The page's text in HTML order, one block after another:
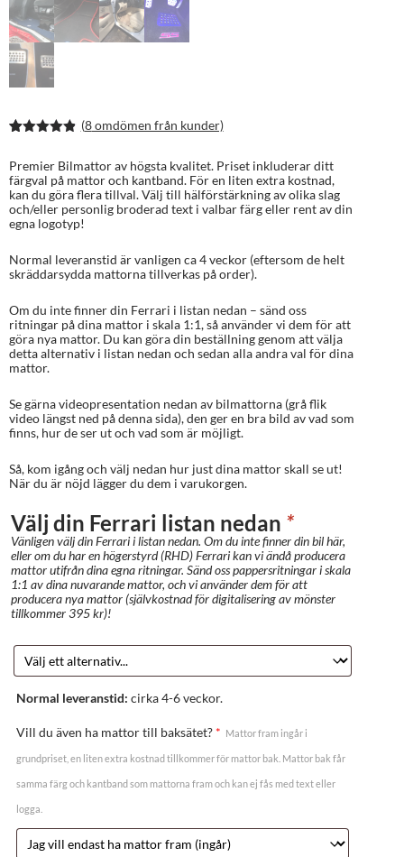
baserat på
kundrecens
ioner
(8omdömen från kunder)
Premier Bilmattor av högsta kvalitet. Priset inkluderar ditt
färgval på mattor och kantband. För en liten extra kostnad,
kan du göra flera tillval. Välj till hälförstärkning av olika slag
och/eller personlig broderad text i valbar färg eller rent av din
egna logotyp!
Normal leveranstid är vanligen ca 4 veckor (eftersom de helt
skräddarsydda mattorna tillverkas på order).
Om du inte finner din Ferrari i listan nedan – sänd oss
ritningar på dina mattor i skala 1:1, så använder vi dem för att
göra nya mattor. Du kan göra din beställning genom att välja
detta alternativ i listan nedan och sedan alla andra val för dina
mattor.
Se gärna videopresentation nedan av bilmattorna (grå flik
video längst ned på denna sida), den ger en bra bild av vad som
finns, hur de ser ut och vad som är möjligt.
Så, kom igång och välj nedan hur just dina mattor skall se ut!
När du är nöjd lägger du dem i varukorgen.
Välj din Ferrari listan nedan *
Vänligen välj din Ferrari i listan nedan. Om du inte finner din bil här,
eller om du har en högerstyrd (RHD) Ferrari kan vi ändå producera
mattor utifrån dina egna ritningar. Sänd oss pappersritningar i skala
1:1 av dina nuvarande mattor, och vi använder dem för att
producera nya mattor (självkostnad för digitalisering av mönster
tillkommer 395 kr)!
Normal leveranstid: cirka 4-6 veckor.
Vill du även ha mattor till baksätet? * Mattor fram ingår i
grundpriset, en liten extra kostnad tillkommer för mattor bak. Mattor bak får
samma färg och kantband som mattorna fram och kan ej fås med text eller
logga.